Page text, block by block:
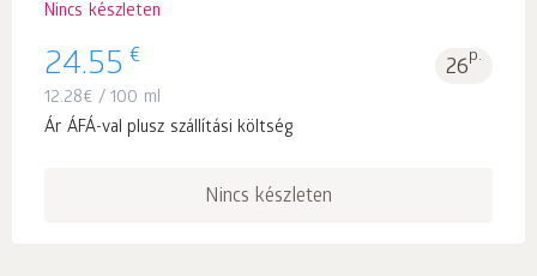
Nincs készleten
24.55 € 26p.
12.28€ / 100 ml
Ár ÁFÁ-val plusz szállítási költség
Nincs készleten